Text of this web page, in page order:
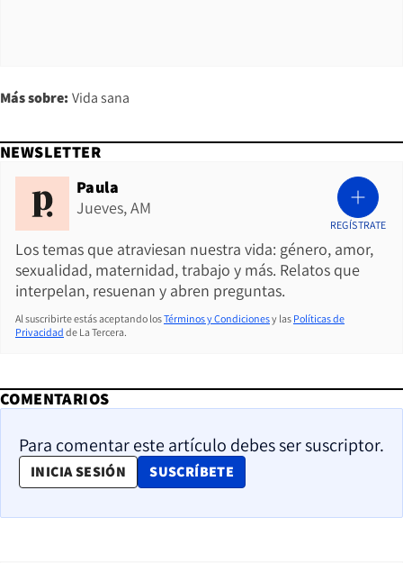
Más sobre: Vida sana
NEWSLETTER
Paula
Jueves, AM
Los temas que atraviesan nuestra vida: género, amor,
sexualidad, maternidad, trabajo y más. Relatos que
interpelan, resuenan y abren preguntas.
REGÍSTRATE
Al suscribirte estás aceptando losTérminos y Condicionesy las Políticas de
Privacidad de La Tercera.
COMENTARIOS
Para comentar este artículo debes ser suscriptor.
INICIA SESIÓN SUSCRÍBETE
OPENS IN NEW WINDOW